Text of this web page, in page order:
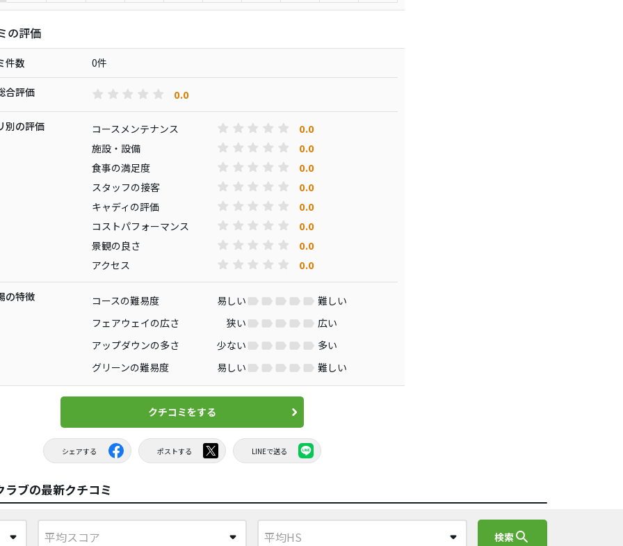
の評価
件数 0件
合評価 0.0
別の評価 コースメンテナンス 0.0
施設・設備 0.0
食事の満足度 0.0
スタッフの接客 0.0
キャディの評価 0.0
コストパフォーマンス 0.0
景観の良さ 0.0
アクセス 0.0
の特徴 コースの難易度 易しい
難しい
フェアウェイの広さ
狭い
広い
アップダウンの多さ
少ない
多い
グリーンの難易度
易しい 難しい
クチコミをする
シェアする ポストする LINEで送る
ブの最新クチコミ
検索search